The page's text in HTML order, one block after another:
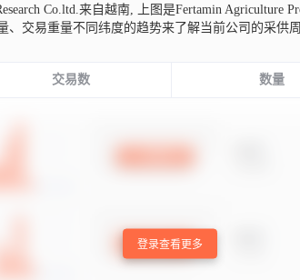
Co.ltd.来自越南,
上图是Fertamin Agriculture
交易重量不同纬度的趋势来了解当前公司的采供
交易数 数量
登录查看更多